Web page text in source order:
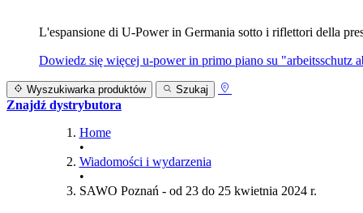
L'espansione di U‑Power in Germania sotto i riflettori della
Dowiedz się więcej u‑power in primo piano su "arbeitsschutz
Wyszukiwarka produktów Szukaj
Znajdź dystrybutora
Home
•
Wiadomości i wydarzenia
•
SAWO Poznań - od 23 do 25 kwietnia 2024 r.